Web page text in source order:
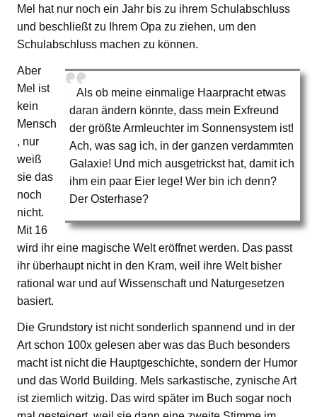
Mel hat nur noch ein Jahr bis zu ihrem Schulabschluss
und beschließt zu Ihrem Opa zu ziehen, um den
Schulabschluss machen zu können.
Als ob meine einmalige Haarpracht etwas
daran ändern könnte, dass mein Exfreund
der größte Armleuchter im Sonnensystem ist!
Ach, was sag ich, in der ganzen verdammten
Galaxie! Und mich ausgetrickst hat, damit ich
ihm ein paar Eier lege! Wer bin ich denn?
Der Osterhase?
Aber
Mel ist
kein
Mensch
, nur
weiß
sie das
noch
nicht.
Mit 16
wird ihr eine magische Welt eröffnet werden. Das passt
ihr überhaupt nicht in den Kram, weil ihre Welt bisher
rational war und auf Wissenschaft und Naturgesetzen
basiert.
Die Grundstory ist nicht sonderlich spannend und in der
Art schon 100x gelesen aber was das Buch besonders
macht ist nicht die Hauptgeschichte, sondern der Humor
und das World Building. Mels sarkastische, zynische Art
ist ziemlich witzig. Das wird später im Buch sogar noch